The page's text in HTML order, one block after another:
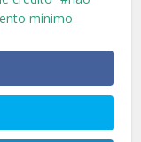
mínimo